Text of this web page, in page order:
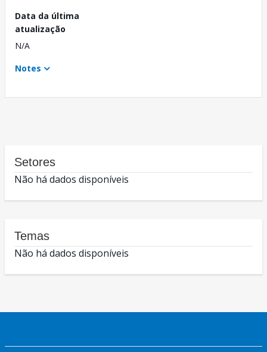
Data da última
atualização
N/A
Notes
Setores
Não há dados disponíveis
Temas
Não há dados disponíveis